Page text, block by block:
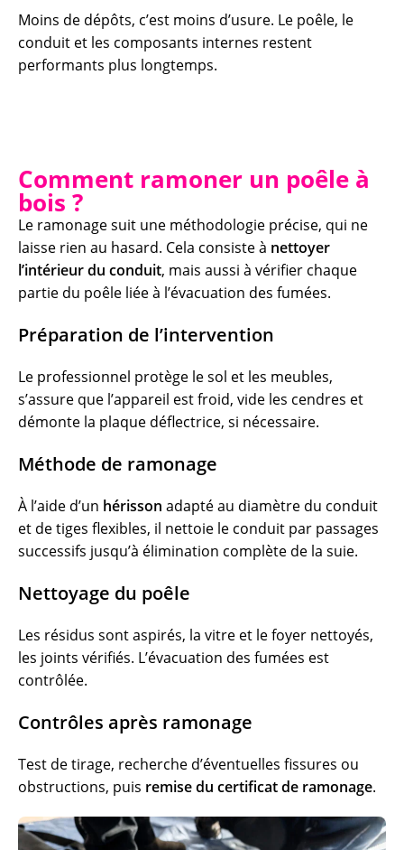
Moins de dépôts, c’est moins d’usure. Le poêle, le
conduit et les composants internes restent
performants plus longtemps.
Comment ramoner un poêle à
bois ?
Le ramonage suit une méthodologie précise, qui ne
laisse rien au hasard. Cela consiste à nettoyer
l’intérieur du conduit, mais aussi à vérifier chaque
partie du poêle liée à l’évacuation des fumées.
Préparation de l’intervention
Le professionnel protège le sol et les meubles,
s’assure que l’appareil est froid, vide les cendres et
démonte la plaque déflectrice, si nécessaire.
Méthode de ramonage
À l’aide d’un hérisson adapté au diamètre du conduit
et de tiges flexibles, il nettoie le conduit par passages
successifs jusqu’à élimination complète de la suie.
Nettoyage du poêle
Les résidus sont aspirés, la vitre et le foyer nettoyés,
les joints vérifiés. L’évacuation des fumées est
contrôlée.
Contrôles après ramonage
Test de tirage, recherche d’éventuelles fissures ou
obstructions, puis remise du certificat de ramonage.